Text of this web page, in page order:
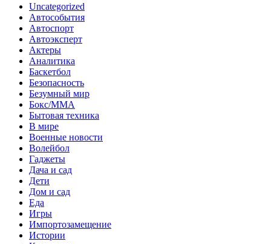
Uncategorized
Автособытия
Автоспорт
Автоэксперт
Актеры
Аналитика
Баскетбол
Безопасность
Безумный мир
Бокс/MMA
Бытовая техника
В мире
Военные новости
Волейбол
Гаджеты
Дача и сад
Дети
Дом и сад
Еда
Игры
Импортозамещение
Истории